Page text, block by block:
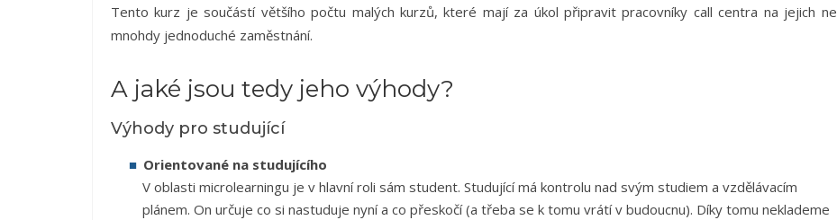
Tento kurz je součástí většího počtu malých kurzů, které mají za úkol připravit pracovníky call centra na jejich ne
mnohdy jednoduché zaměstnání.
A jaké jsou tedy jeho výhody?
Výhody pro studující
Orientované na studujícího
V oblasti microlearningu je v hlavní roli sám student. Studující má kontrolu nad svým studiem a vzdělávacím
plánem. On určuje co si nastuduje nyní a co přeskočí (a třeba se k tomu vrátí v budoucnu). Díky tomu neklademe